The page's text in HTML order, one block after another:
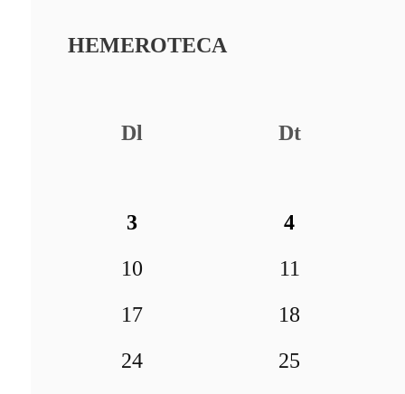
HEMEROTECA
Dl Dt
3
4
10
11
17
18
24
25